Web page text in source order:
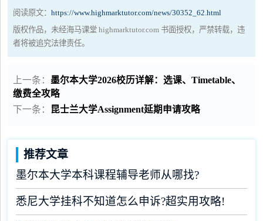
阅读原文：https://www.highmarktutor.com/news/30352_62.html
版权作品，未经海马课堂 highmarktutor.com 书面授权，严禁转载，违
者将被追究法律责任。
上一条： 墨尔本大学2026校历详解：选课、Timetable、
缴费全攻略
下一条： 昆士兰大学Assignment延期申请攻略
推荐文章
墨尔本大学本科课程辅导老师从哪找?
悉尼大学挂科不知道怎么申诉?超实用攻略!